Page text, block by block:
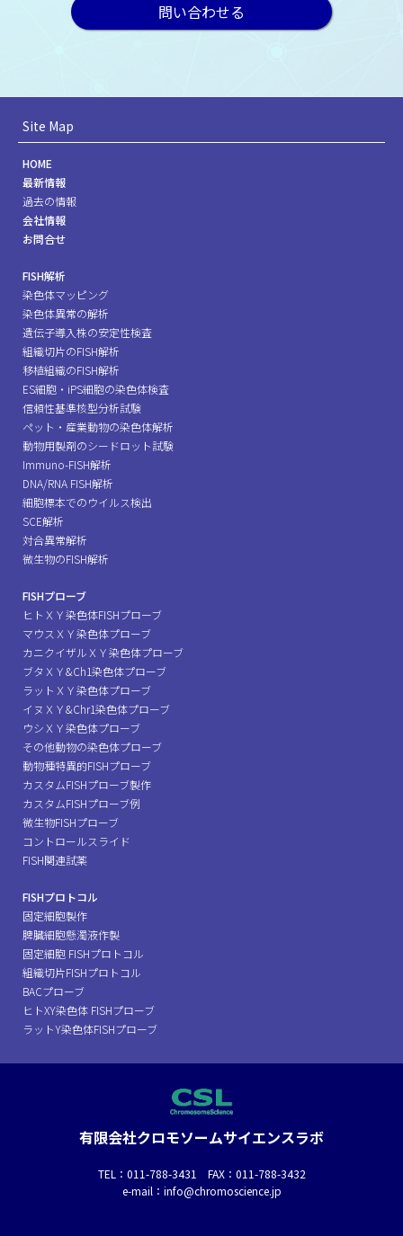
問い合わせる
Site Map
HOME
最新情報
過去の情報
会社情報
お問合せ
FISH解析
染色体マッピング
染色体異常の解析
遺伝子導入株の安定性検査
組織切片のFISH解析
移植組織のFISH解析
ES細胞・iPS細胞の染色体検査
信頼性基準核型分析試験
ペット・産業動物の染色体解析
動物用製剤のシードロット試験
Immuno-FISH解析
DNA/RNA FISH解析
細胞標本でのウイルス検出
SCE解析
対合異常解析
微生物のFISH解析
FISHプローブ
ヒトＸＹ染色体FISHプローブ
マウスＸＹ染色体プローブ
カニクイザルＸＹ染色体プローブ
ブタＸＹ&Ch1染色体プローブ
ラットＸＹ染色体プローブ
イヌＸＹ&Chr1染色体プローブ
ウシＸＹ染色体プローブ
その他動物の染色体プローブ
動物種特異的FISHプローブ
カスタムFISHプローブ製作
カスタムFISHプローブ例
微生物FISHプローブ
コントロールスライド
FISH関連試薬
FISHプロトコル
固定細胞製作
脾臓細胞懸濁液作製
固定細胞 FISHプロトコル
組織切片FISHプロトコル
BACプローブ
ヒトXY染色体 FISHプローブ
ラットY染色体FISHプローブ
有限会社クロモソームサイエンスラボ
TEL：011-788-3431 FAX：011-788-3432
e-mail：info@chromoscience.jp